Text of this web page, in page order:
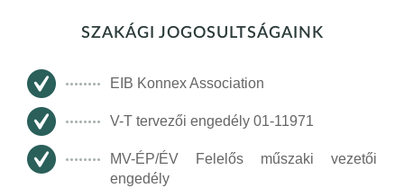
SZAKÁGI JOGOSULTSÁGAINK
EIB Konnex Association
V-T tervezői engedély 01-11971
MV-ÉP/ÉV Felelős műszaki vezetői
engedély